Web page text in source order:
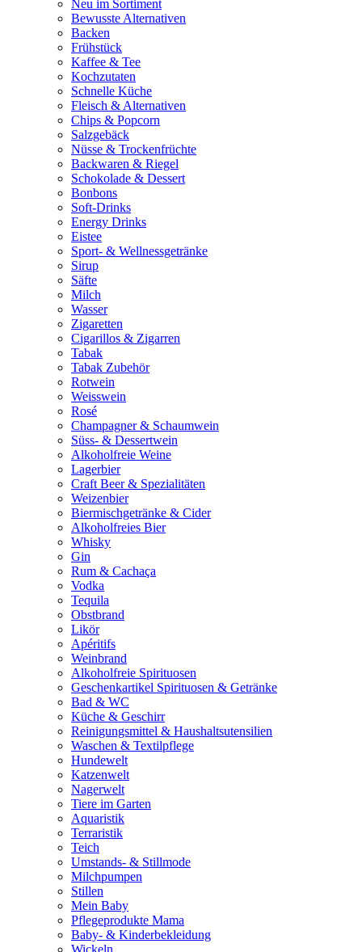
Neu im Sortiment
Bewusste Alternativen
Backen
Frühstück
Kaffee & Tee
Kochzutaten
Schnelle Küche
Fleisch & Alternativen
Chips & Popcorn
Salzgebäck
Nüsse & Trockenfrüchte
Backwaren & Riegel
Schokolade & Dessert
Bonbons
Soft-Drinks
Energy Drinks
Eistee
Sport- & Wellnessgetränke
Sirup
Säfte
Milch
Wasser
Zigaretten
Cigarillos & Zigarren
Tabak
Tabak Zubehör
Rotwein
Weisswein
Rosé
Champagner & Schaumwein
Süss- & Dessertwein
Alkoholfreie Weine
Lagerbier
Craft Beer & Spezialitäten
Weizenbier
Biermischgetränke & Cider
Alkoholfreies Bier
Whisky
Gin
Rum & Cachaça
Vodka
Tequila
Obstbrand
Likör
Apéritifs
Weinbrand
Alkoholfreie Spirituosen
Geschenkartikel Spirituosen & Getränke
Bad & WC
Küche & Geschirr
Reinigungsmittel & Haushaltsutensilien
Waschen & Textilpflege
Hundewelt
Katzenwelt
Nagerwelt
Tiere im Garten
Aquaristik
Terraristik
Teich
Umstands- & Stillmode
Milchpumpen
Stillen
Mein Baby
Pflegeprodukte Mama
Baby- & Kinderbekleidung
Wickeln